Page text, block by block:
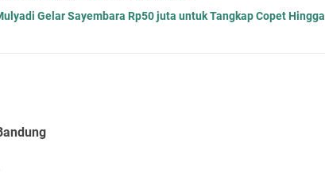
Gelar Sayembara Rp50 juta untuk Tangkap Copet Hingga